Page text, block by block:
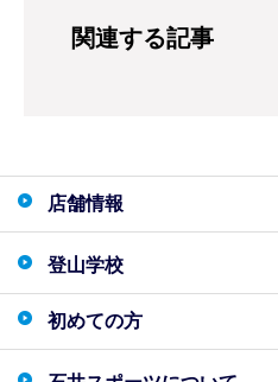
関連する記事
店舗情報
登山学校
初めての方